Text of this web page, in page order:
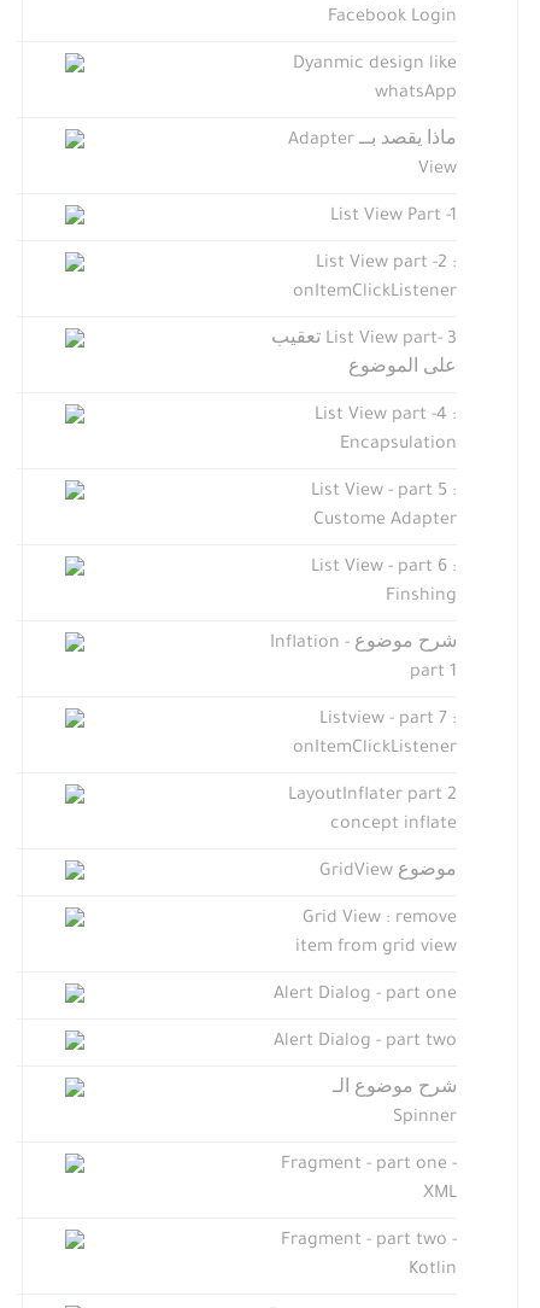
Facebook Login
Dyanmic design like
whatsApp
ماذا يقصد بــ Adapter
View
List View Part -1
List View part -2 :
onItemClickListener
List View part- 3 تعقيب
على الموضوع
List View part -4 :
Encapsulation
List View - part 5 :
Custome Adapter
List View - part 6 :
Finshing
شرح موضوع Inflation -
part 1
Listview - part 7 :
onItemClickListener
LayoutInflater part 2
concept inflate
موضوع GridView
Grid View : remove
item from grid view
Alert Dialog - part one
Alert Dialog - part two
شرح موضوع الـ
Spinner
Fragment - part one -
XML
Fragment - part two -
Kotlin